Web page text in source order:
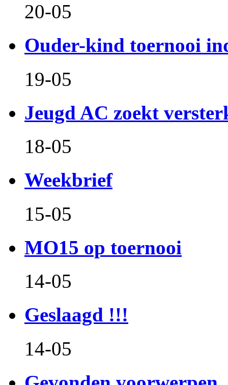
20-05
Ouder-kind toernooi
19-05
Jeugd AC zoekt
18-05
Weekbrief
15-05
MO15 op toernooi
14-05
Geslaagd !!!
14-05